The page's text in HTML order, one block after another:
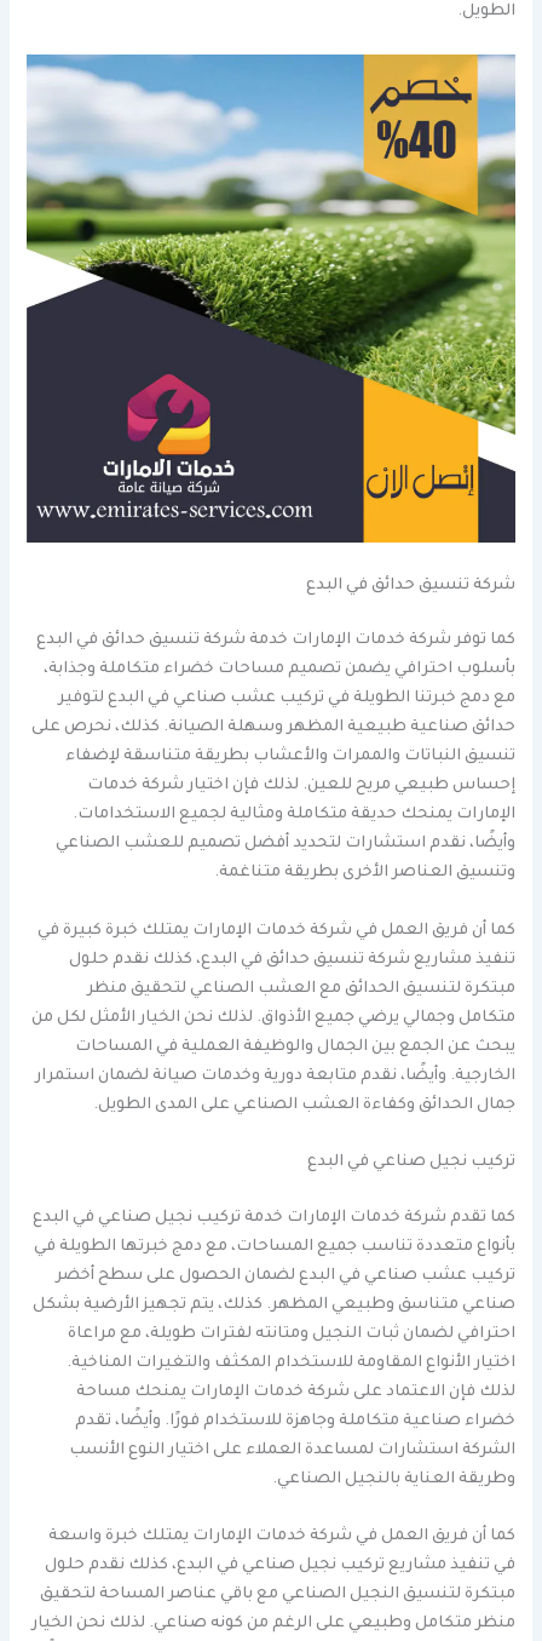
الطويل.
شركة تنسيق حدائق في البدع
كما توفر شركة خدمات الإمارات خدمة شركة تنسيق حدائق في البدع
بأسلوب احترافي يضمن تصميم مساحات خضراء متكاملة وجذابة،
مع دمج خبرتنا الطويلة في تركيب عشب صناعي في البدع لتوفير
حدائق صناعية طبيعية المظهر وسهلة الصيانة. كذلك، نحرص على
تنسيق النباتات والممرات والأعشاب بطريقة متناسقة لإضفاء
إحساس طبيعي مريح للعين. لذلك فإن اختيار شركة خدمات
الإمارات يمنحك حديقة متكاملة ومثالية لجميع الاستخدامات.
وأيضًا، نقدم استشارات لتحديد أفضل تصميم للعشب الصناعي
وتنسيق العناصر الأخرى بطريقة متناغمة.
كما أن فريق العمل في شركة خدمات الإمارات يمتلك خبرة كبيرة في
تنفيذ مشاريع شركة تنسيق حدائق في البدع، كذلك نقدم حلول
مبتكرة لتنسيق الحدائق مع العشب الصناعي لتحقيق منظر
متكامل وجمالي يرضي جميع الأذواق. لذلك نحن الخيار الأمثل لكل من
يبحث عن الجمع بين الجمال والوظيفة العملية في المساحات
الخارجية. وأيضًا، نقدم متابعة دورية وخدمات صيانة لضمان استمرار
جمال الحدائق وكفاءة العشب الصناعي على المدى الطويل.
تركيب نجيل صناعي في البدع
كما تقدم شركة خدمات الإمارات خدمة تركيب نجيل صناعي في البدع
بأنواع متعددة تناسب جميع المساحات، مع دمج خبرتها الطويلة في
تركيب عشب صناعي في البدع لضمان الحصول على سطح أخضر
صناعي متناسق وطبيعي المظهر. كذلك، يتم تجهيز الأرضية بشكل
احترافي لضمان ثبات النجيل ومتانته لفترات طويلة، مع مراعاة
اختيار الأنواع المقاومة للاستخدام المكثف والتغيرات المناخية.
لذلك فإن الاعتماد على شركة خدمات الإمارات يمنحك مساحة
خضراء صناعية متكاملة وجاهزة للاستخدام فورًا. وأيضًا، تقدم
الشركة استشارات لمساعدة العملاء على اختيار النوع الأنسب
وطريقة العناية بالنجيل الصناعي.
كما أن فريق العمل في شركة خدمات الإمارات يمتلك خبرة واسعة
في تنفيذ مشاريع تركيب نجيل صناعي في البدع، كذلك نقدم حلول
مبتكرة لتنسيق النجيل الصناعي مع باقي عناصر المساحة لتحقيق
منظر متكامل وطبيعي على الرغم من كونه صناعي. لذلك نحن الخيار